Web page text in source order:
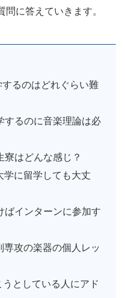
に答えていきます。
るのはどれぐらい難
するのに音楽理論は必
はどんな感じ？
学に留学しても大丈
ばインターンに参加す
攻の楽器の個人レッ
としている人にアド